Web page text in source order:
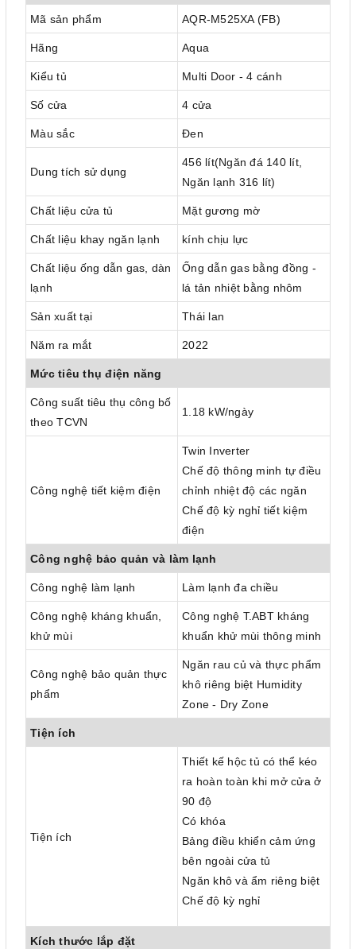
Mã sản phẩm AQR-M525XA (FB)
Hãng Aqua
Kiểu tủ Multi Door - 4 cánh
Số cửa 4 cửa
Màu sắc Đen
Dung tích sử dụng
456 lít(Ngăn đá 140 lít,
Ngăn lạnh 316 lít)
Chất liệu cửa tủ Mặt gương mờ
Chất liệu khay ngăn lạnh kính chịu lực
Chất liệu ống dẫn gas, dàn
lạnh
Ống dẫn gas bằng đồng -
lá tản nhiệt bằng nhôm
Sản xuất tại Thái lan
Năm ra mắt 2022
Mức tiêu thụ điện năng
Công suất tiêu thụ công bố
theo TCVN
1.18 kW/ngày
Công nghệ tiết kiệm điện
Twin Inverter
Chế độ thông minh tự điều
chỉnh nhiệt độ các ngăn
Chế độ kỳ nghỉ tiết kiệm
điện
Công nghệ bảo quản và làm lạnh
Công nghệ làm lạnh Làm lạnh đa chiều
Công nghệ kháng khuẩn,
khử mùi
Công nghệ T.ABT kháng
khuẩn khử mùi thông minh
Công nghệ bảo quản thực
phẩm
Ngăn rau củ và thực phẩm
khô riêng biệt Humidity
Zone - Dry Zone
Tiện ích
Tiện ích
Thiết kế hộc tủ có thể kéo
ra hoàn toàn khi mở cửa ở
90 độ
Có khóa
Bảng điều khiển cảm ứng
bên ngoài cửa tủ
Ngăn khô và ẩm riêng biệt
Chế độ kỳ nghỉ
Kích thước lắp đặt